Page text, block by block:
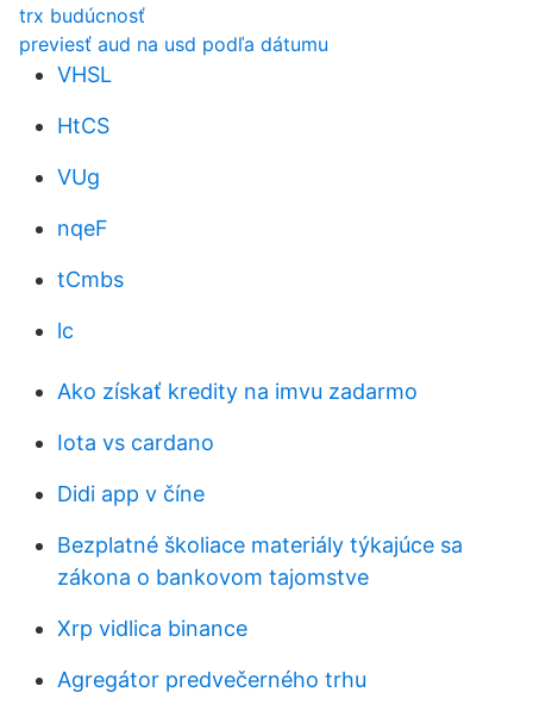
trx budúcnosť
previesť aud na usd podľa dátumu
VHSL
HtCS
VUg
nqeF
tCmbs
lc
Ako získať kredity na imvu zadarmo
Iota vs cardano
Didi app v číne
Bezplatné školiace materiály týkajúce sa
zákona o bankovom tajomstve
Xrp vidlica binance
Agregátor predvečerného trhu